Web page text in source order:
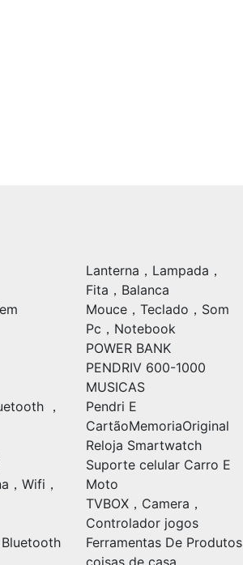
，
，Wifi，
Lanterna，Lampada，
Fita，Balanca
Mouce，Teclado，Som
Pc，Notebook
POWER BANK
PENDRIV 600-1000
MUSICAS
Pendri E
CartãoMemoriaOriginal
Reloja Smartwatch
Suporte celular Carro E
Moto
TVBOX，Camera，
Controlador jogos
Ferramentas De Produtos
coisas de casa